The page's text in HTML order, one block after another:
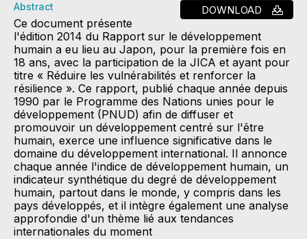
DOWNLOAD
Abstract
Ce document présente
l'édition 2014 du Rapport sur le développement
humain a eu lieu au Japon, pour la première fois en
18 ans, avec la participation de la JICA et ayant pour
titre « Réduire les vulnérabilités et renforcer la
résilience ». Ce rapport, publié chaque année depuis
1990 par le Programme des Nations unies pour le
développement (PNUD) afin de diffuser et
promouvoir un développement centré sur l'être
humain, exerce une influence significative dans le
domaine du développement international. Il annonce
chaque année l'indice de développement humain, un
indicateur synthétique du degré de développement
humain, partout dans le monde, y compris dans les
pays développés, et il intègre également une analyse
approfondie d'un thème lié aux tendances
internationales du moment